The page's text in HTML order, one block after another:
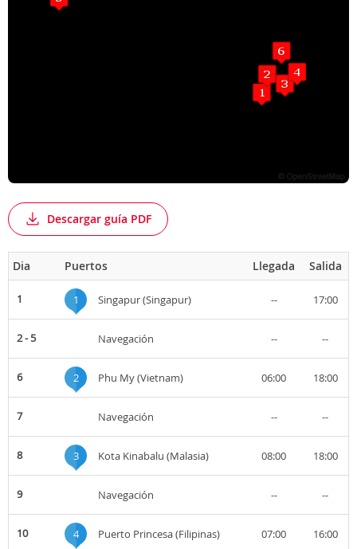
Descargar guía PDF
Dia Puertos Llegada Salida
1 1 Singapur (Singapur) -- 17:00
2 - 5 Navegación -- --
6 2 Phu My (Vietnam) 06:00 18:00
7 Navegación -- --
8 3 Kota Kinabalu (Malasia) 08:00 18:00
9 Navegación -- --
10 4 Puerto Princesa (Filipinas) 07:00 16:00